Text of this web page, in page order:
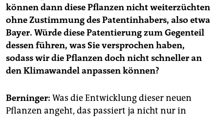
können dann diese Pflanzen nicht weiterzüchten
ohne Zustimmung des Patentinhabers, also etwa
Bayer. Würde diese Patentierung zum Gegenteil
dessen führen, was Sie versprochen haben,
sodass wir die Pflanzen doch nicht schneller an
den Klimawandel anpassen können?
Berninger: Was die Entwicklung dieser neuen
Pflanzen angeht, das passiert ja nicht nur in